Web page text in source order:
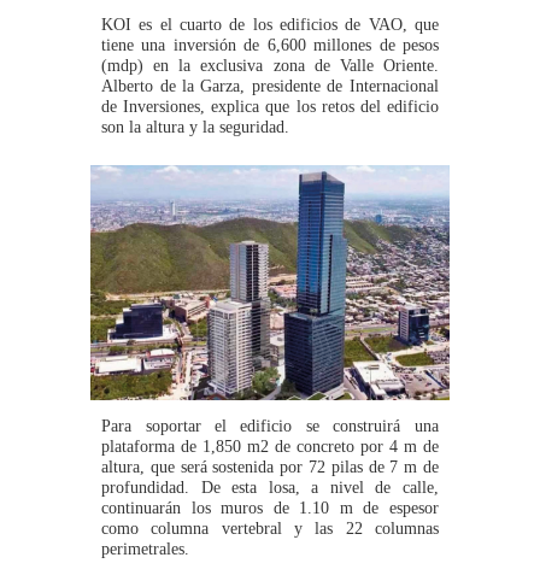
KOI es el cuarto de los edificios de VAO, que
tiene una inversión de 6,600 millones de pesos
(mdp) en la exclusiva zona de Valle Oriente.
Alberto de la Garza, presidente de Internacional
de Inversiones, explica que los retos del edificio
son la altura y la seguridad.
Para soportar el edificio se construirá una
plataforma de 1,850 m2 de concreto por 4 m de
altura, que será sostenida por 72 pilas de 7 m de
profundidad. De esta losa, a nivel de calle,
continuarán los muros de 1.10 m de espesor
como columna vertebral y las 22 columnas
perimetrales.